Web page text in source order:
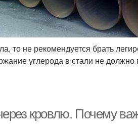
то не рекомендуется брать
углерода в стали не
кровлю. Почему